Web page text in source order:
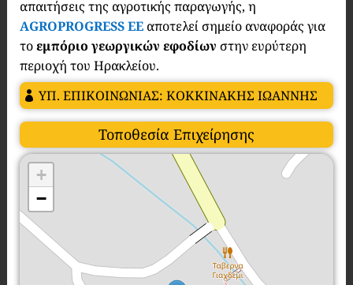
απαιτήσεις της αγροτικής παραγωγής, η
AGROPROGRESS EEαποτελεί σημείο αναφοράς για
τοεμπόριο γεωργικών εφοδίων στην ευρύτερη
περιοχή του Ηρακλείου.
ΥΠ. ΕΠΙΚΟΙΝΩΝΙΑΣ: ΚΟΚΚΙΝΑΚΗΣ ΙΩΑΝΝΗΣ
Τοποθεσία Επιχείρησης
+
−